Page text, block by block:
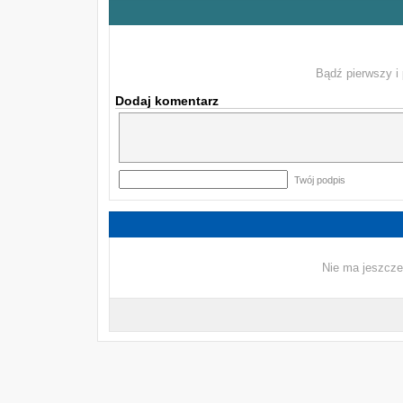
Bądź pierwszy i
Dodaj komentarz
Twój podpis
Nie ma